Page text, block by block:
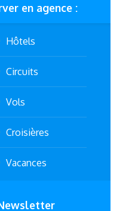
en agence :
Hôtels
Circuits
Vols
Croisières
Vacances